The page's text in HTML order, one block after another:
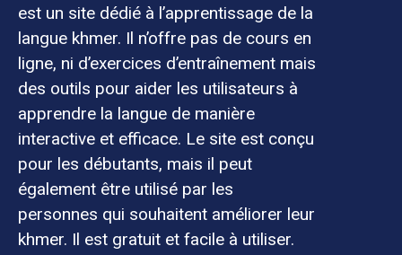
est un site dédié à l’apprentissage de la
langue khmer. Il n’offre pas de cours en
ligne, ni d’exercices d’entraînement mais
des outils pour aider les utilisateurs à
apprendre la langue de manière
interactive et efficace. Le site est conçu
pour les débutants, mais il peut
également être utilisé par les
personnes qui souhaitent améliorer leur
khmer. Il est gratuit et facile à utiliser.